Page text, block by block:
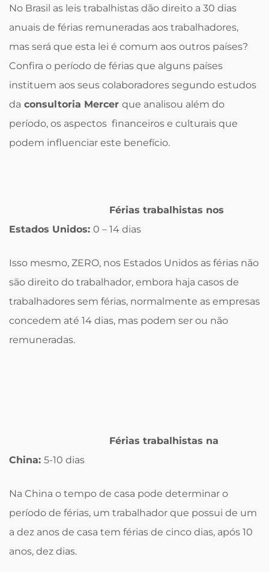
No Brasil as leis trabalhistas dão direito a 30 dias
anuais de férias remuneradas aos trabalhadores,
mas será que esta lei é comum aos outros países?
Confira o período de férias que alguns países
instituem aos seus colaboradores segundo estudos
da consultoria Mercer que analisou além do
período, os aspectos financeiros e culturais que
podem influenciar este benefício.
Férias trabalhistas nos
Estados Unidos: 0 – 14 dias
Isso mesmo, ZERO, nos Estados Unidos as férias não
são direito do trabalhador, embora haja casos de
trabalhadores sem férias, normalmente as empresas
concedem até 14 dias, mas podem ser ou não
remuneradas.
Férias trabalhistas na
China: 5-10 dias
Na China o tempo de casa pode determinar o
período de férias, um trabalhador que possui de um
a dez anos de casa tem férias de cinco dias, após 10
anos, dez dias.